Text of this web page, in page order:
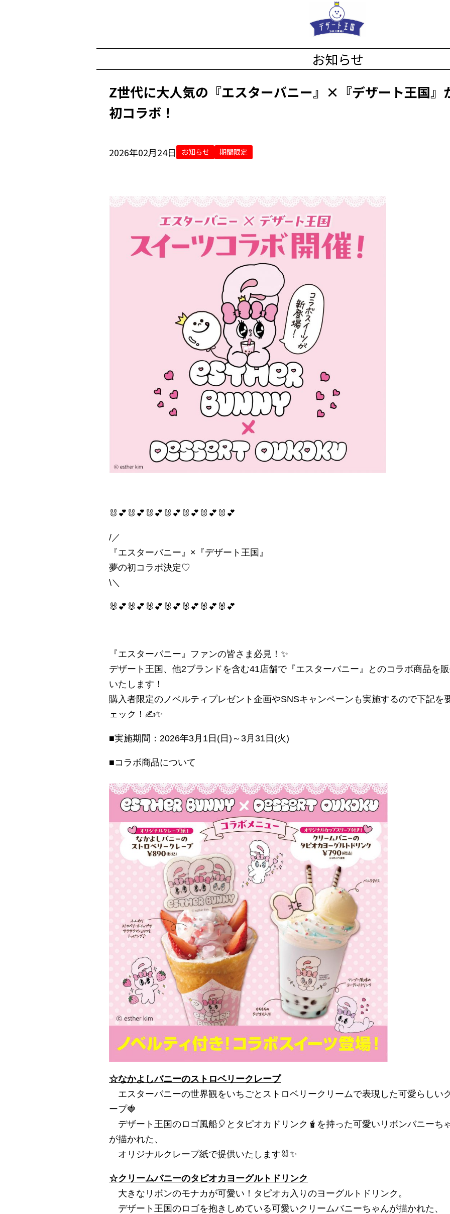
お知らせ
Z世代に大人気の『エスターバニー』×『デザート王国』
初コラボ！
2026年02月24日 お知らせ 期間限定
🐰💕🐰💕🐰💕🐰💕🐰💕🐰💕🐰💕
/／
『エスターバニー』×『デザート王国』
夢の初コラボ決定♡
\＼
🐰💕🐰💕🐰💕🐰💕🐰💕🐰💕🐰💕
『エスターバニー』ファンの皆さま必見！✨
デザート王国、他2ブランドを含む41店舗で『エスターバニー』とのコラボ商品を
いたします！
購入者限定のノベルティプレゼント企画やSNSキャンペーンも実施するので下記を
ェック！✍✨
■実施期間：2026年3月1日(日)～3月31日(火)
■コラボ商品について
☆なかよしバニーのストロベリークレープ
エスターバニーの世界観をいちごとストロベリークリームで表現した可愛らしい
ープ🍓
デザート王国のロゴ風船🎈とタピオカドリンク🧋を持った可愛いリボンバニーち
が描かれた、
オリジナルクレープ紙で提供いたします🐰✨
☆クリームバニーのタピオカヨーグルトドリンク
大きなリボンのモナカが可愛い！タピオカ入りのヨーグルトドリンク。
デザート王国のロゴを抱きしめている可愛いクリームバニーちゃんが描かれた、